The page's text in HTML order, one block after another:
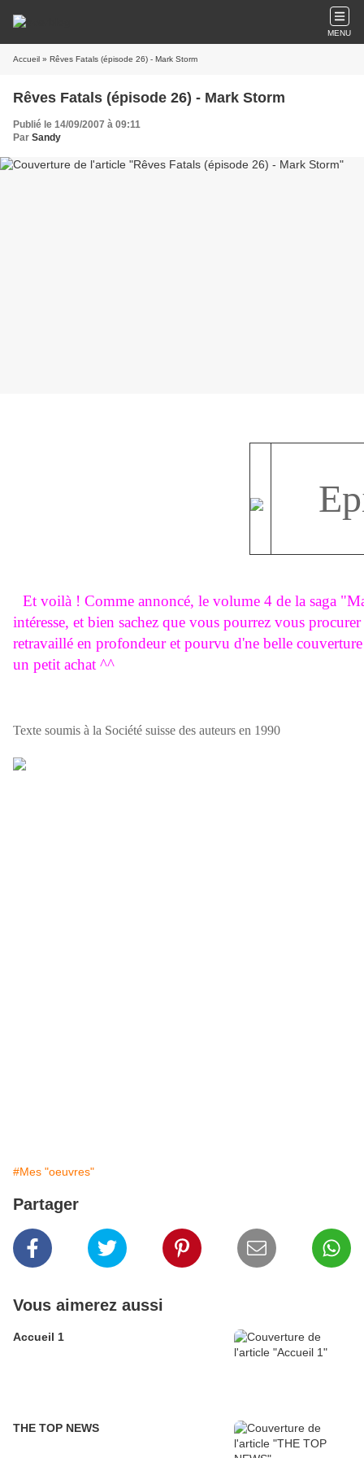
MENU
Accueil » Rêves Fatals (épisode 26) - Mark Storm
Rêves Fatals (épisode 26) - Mark Storm
Publié le 14/09/2007 à 09:11
Par Sandy
Et voilà ! Comme annoncé, le volume 4 de la saga
intéresse, et bien sachez que vous pourrez vous
retravaillé en profondeur et pourvu d'ne belle
un petit achat ^^
Texte soumis à la Société suisse des auteurs en 1990
#Mes "oeuvres"
Partager
Vous aimerez aussi
Accueil 1
THE TOP NEWS